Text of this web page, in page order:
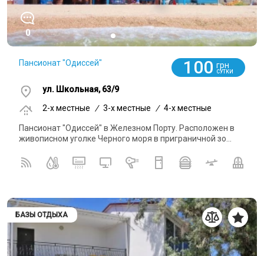
0
Пансионат "Одиссей" 100 грн
СУТКИ
ул. Школьная, 63/9
2-x местные
/ 3-x местные / 4-x местные
Пансионат "Одиссей" в Железном Порту. Расположен в
живописном уголке Черного моря в приграничной зо...
БАЗЫ ОТДЫХА